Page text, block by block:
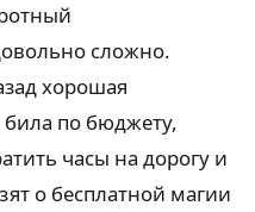
сложно.
хорошая
по бюджету,
часы на дорогу и
о бесплатной магии